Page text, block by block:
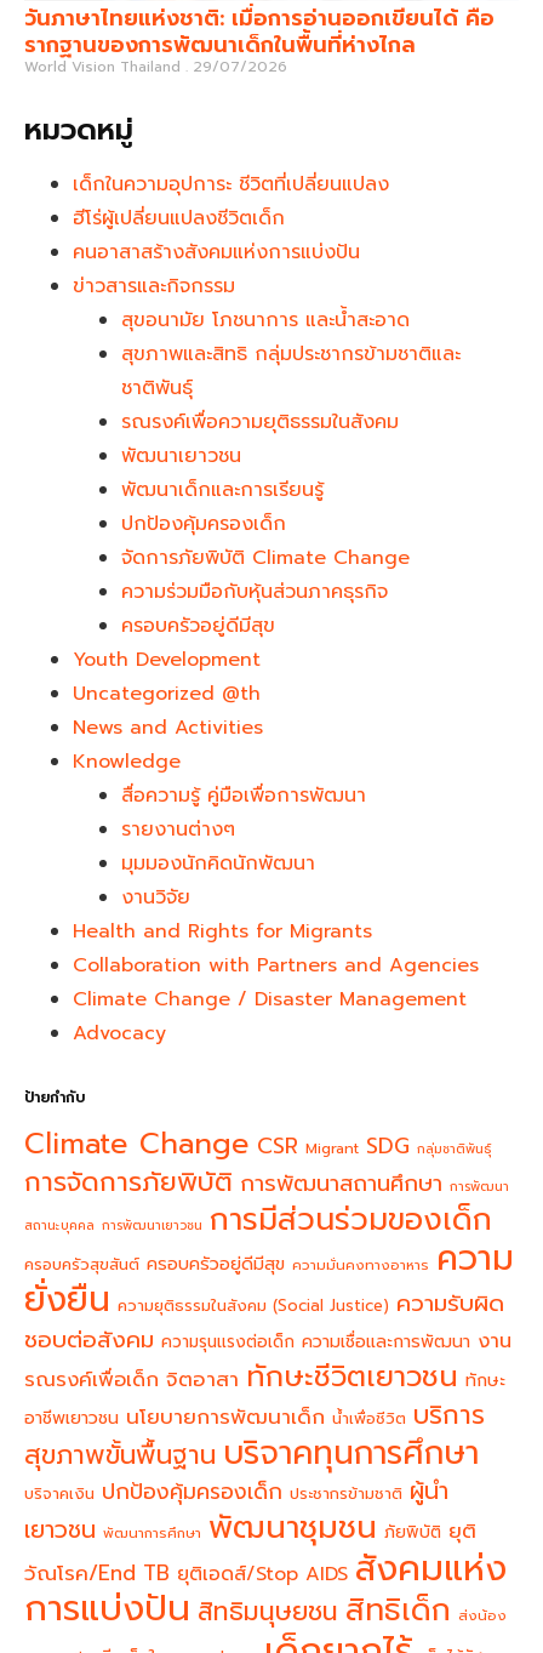
วันภาษาไทยแห่งชาติ: เมื่อการอ่านออกเขียนได้ คือ
รากฐานของการพัฒนาเด็กในพื้นที่ห่างไกล
World Vision Thailand 29/07/2026
หมวดหมู่
เด็กในความอุปการะ ชีวิตที่เปลี่ยนแปลง
ฮีโร่ผู้เปลี่ยนแปลงชีวิตเด็ก
คนอาสาสร้างสังคมแห่งการแบ่งปัน
ข่าวสารและกิจกรรม
สุขอนามัย โภชนาการ และน้ำสะอาด
สุขภาพและสิทธิ กลุ่มประชากรข้ามชาติและ
ชาติพันธุ์
รณรงค์เพื่อความยุติธรรมในสังคม
พัฒนาเยาวชน
พัฒนาเด็กและการเรียนรู้
ปกป้องคุ้มครองเด็ก
จัดการภัยพิบัติ Climate Change
ความร่วมมือกับหุ้นส่วนภาคธุรกิจ
ครอบครัวอยู่ดีมีสุข
Youth Development​
Uncategorized @th
News and Activities
Knowledge
สื่อความรู้ คู่มือเพื่อการพัฒนา
รายงานต่างๆ
มุมมองนักคิดนักพัฒนา
งานวิจัย
Health and Rights for Migrants
Collaboration with Partners and Agencies
Climate Change / Disaster Management
Advocacy
ป้ายกำกับ
Climate Change CSR Migrant SDG กลุ่มชาติพันธุ์
การจัดการภัยพิบัติ การพัฒนาสถานศึกษา การพัฒนา
สถานะบุคคล การพัฒนาเยาวชน การมีส่วนร่วมของเด็ก
ครอบครัวสุขสันต์ ครอบครัวอยู่ดีมีสุข ความมั่นคงทางอาหาร ความ
ยั่งยืน ความยุติธรรมในสังคม (Social Justice) ความรับผิด
ชอบต่อสังคม ความรุนแรงต่อเด็ก ความเชื่อและการพัฒนา งาน
รณรงค์เพื่อเด็ก จิตอาสา ทักษะชีวิตเยาวชน ทักษะ
อาชีพเยาวชน นโยบายการพัฒนาเด็ก น้ำเพื่อชีวิต บริการ
สุขภาพขั้นพื้นฐาน บริจาคทุนการศึกษา
บริจาคเงิน ปกป้องคุ้มครองเด็ก ประชากรข้ามชาติ ผู้นำ
เยาวชน พัฒนาการศึกษา พัฒนาชุมชน ภัยพิบัติ ยุติ
วัณโรค/End TB ยุติเอดส์/Stop AIDS สังคมแห่ง
การแบ่งปัน สิทธิมนุษยชน สิทธิเด็ก ส่งน้อง